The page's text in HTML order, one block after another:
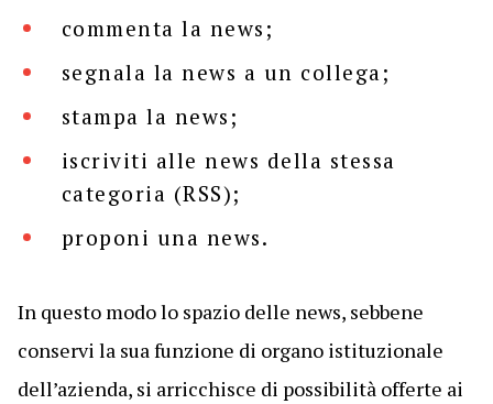
commenta la news;
segnala la news a un collega;
stampa la news;
iscriviti alle news della stessa
categoria (RSS);
proponi una news.
In questo modo lo spazio delle news, sebbene
conservi la sua funzione di organo istituzionale
dell’azienda, si arricchisce di possibilità offerte ai